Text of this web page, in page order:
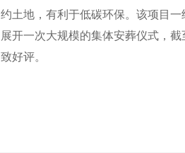
约土地，有利于低碳环保。该项目
展开一次大规模的集体安葬仪式，
致好评。